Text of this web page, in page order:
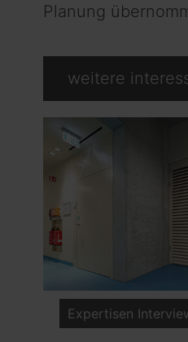
Planung
weitere
Expertisen